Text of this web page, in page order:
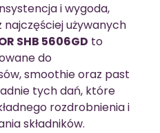
i wygoda,
używanych
SHB 5606GD to
do
smoothie oraz past
tych dań, które
rozdrobnienia i
składników.